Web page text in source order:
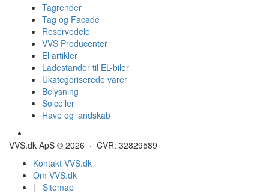
Tagrender
Tag og Facade
Reservedele
VVS Producenter
El artikler
Ladestander til EL-biler
Ukategoriserede varer
Belysning
Solceller
Have og landskab
VVS.dk ApS © 2026 · CVR: 32829589
Kontakt VVS.dk
Om VVS.dk
| Sitemap